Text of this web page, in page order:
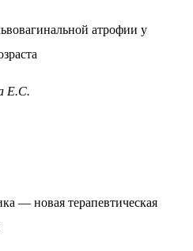
атрофии у
Е.С.
— новая терапевтическая